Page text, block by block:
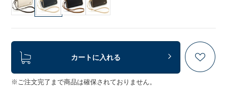
カートに入れる
※ご注文完了まで商品は確保されておりません。